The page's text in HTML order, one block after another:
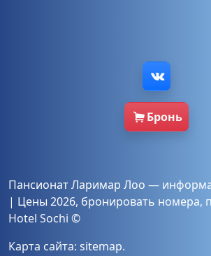
Бронь
Пансионат Ларимар Лоо —
| Цены 2026, бронировать номера,
Hotel Sochi ©
Карта сайта: sitemap.